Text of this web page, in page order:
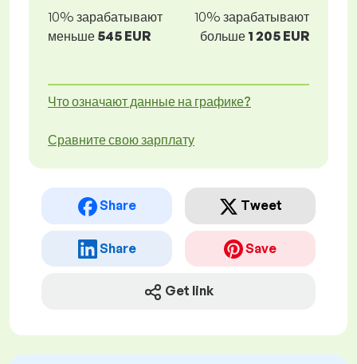
10% зарабатывают
меньше 545 EUR
10% зарабатывают
больше 1 205 EUR
Что означают данные на графике?
Сравните свою зарплату
Share Tweet
Share Save
Get link